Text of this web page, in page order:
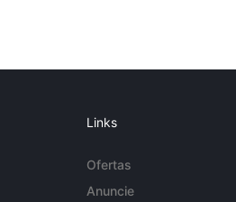
Links
Ofertas
Anuncie